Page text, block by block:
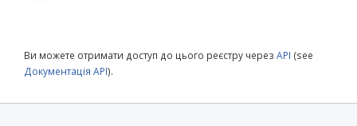
Ви можете отримати доступ до цього реєстру через API (see
Документація API).